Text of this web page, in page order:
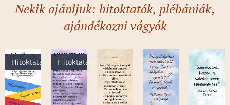
Nekik ajánljuk: hitoktatók, plébániák,
ajándékozni vágyók
Hitoktatás Hitoktatás